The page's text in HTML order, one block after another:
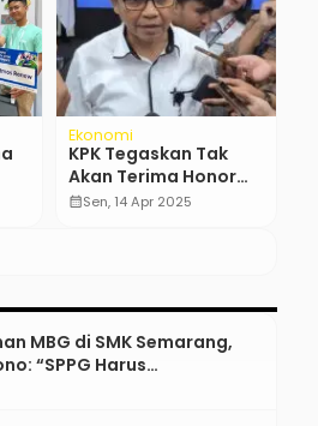
Ekonomi
KPK Tegaskan Tak
Akan Terima Honor
dalam Pengawasan
calendar_monthSen, 14 Apr 2025
MBG di SMK Semarang,
“SPPG Harus
Jawab!”